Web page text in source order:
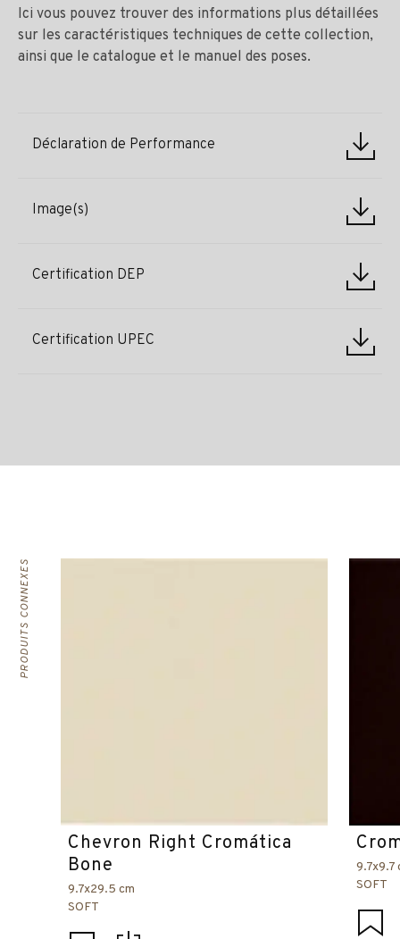
Ici vous pouvez trouver des informations plus détaillées
sur les caractéristiques techniques de cette collection,
ainsi que le catalogue et le manuel des poses.
Déclaration de Performance
Image(s)
Certification DEP
Certification UPEC
PRODUITS CONNEXES
Chevron Right Cromática
Bone
9.7x29.5 cm
SOFT
9.7x9.7
SOFT